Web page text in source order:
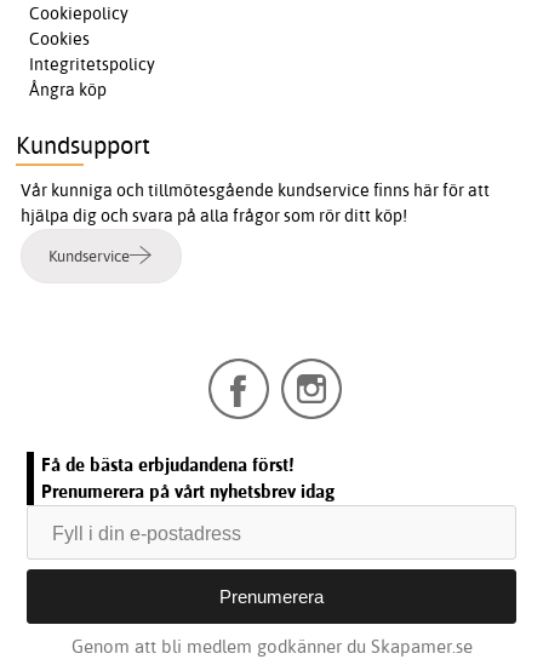
Cookiepolicy
Cookies
Integritetspolicy
Ångra köp
Kundsupport
Vår kunniga och tillmötesgående kundservice finns här för att
hjälpa dig och svara på alla frågor som rör ditt köp!
Kundservice
Få de bästa erbjudandena först!
Prenumerera på vårt nyhetsbrev idag
Genom att bli medlem godkänner du Skapamer.se